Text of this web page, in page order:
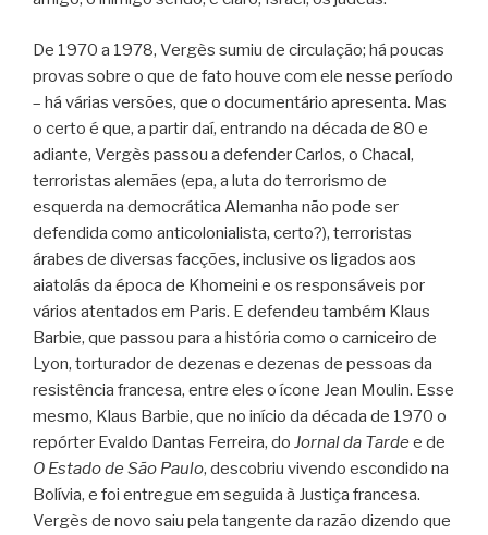
De 1970 a 1978, Vergès sumiu de circulação; há poucas
provas sobre o que de fato houve com ele nesse período
– há várias versões, que o documentário apresenta. Mas
o certo é que, a partir daí, entrando na década de 80 e
adiante, Vergès passou a defender Carlos, o Chacal,
terroristas alemães (epa, a luta do terrorismo de
esquerda na democrática Alemanha não pode ser
defendida como anticolonialista, certo?), terroristas
árabes de diversas facções, inclusive os ligados aos
aiatolás da época de Khomeini e os responsáveis por
vários atentados em Paris. E defendeu também Klaus
Barbie, que passou para a história como o carniceiro de
Lyon, torturador de dezenas e dezenas de pessoas da
resistência francesa, entre eles o ícone Jean Moulin. Esse
mesmo, Klaus Barbie, que no início da década de 1970 o
repórter Evaldo Dantas Ferreira, do Jornal da Tarde e de
O Estado de São Paulo, descobriu vivendo escondido na
Bolívia, e foi entregue em seguida à Justiça francesa.
Vergès de novo saiu pela tangente da razão dizendo que